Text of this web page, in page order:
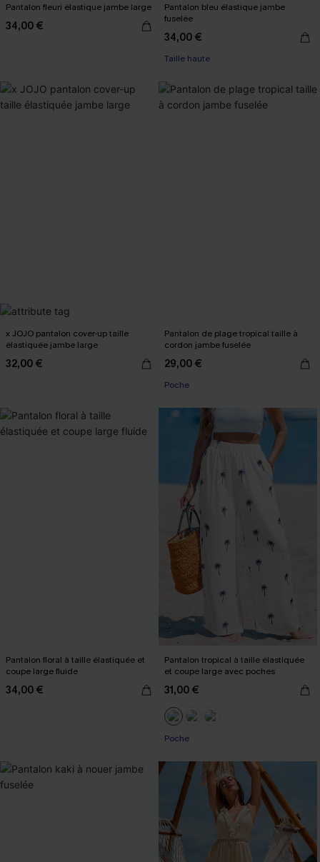
Pantalon fleuri élastique jambe large
34,00 €
Pantalon bleu élastique jambe
fuselée
34,00 €
Taille haute
x JOJO pantalon cover-up taille
élastiquée jambe large
32,00 €
Pantalon de plage tropical taille à
cordon jambe fuselée
29,00 €
Poche
Pantalon floral à taille élastiquée et
coupe large fluide
34,00 €
Pantalon tropical à taille élastiquée
et coupe large avec poches
31,00 €
Poche